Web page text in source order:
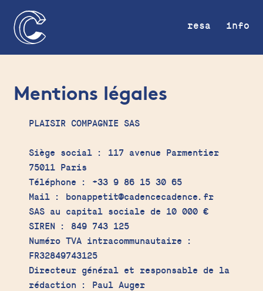
resa info
Mentions légales
PLAISIR COMPAGNIE SAS
Siège social : 117 avenue Parmentier
75011 Paris
Téléphone : +33 9 86 15 30 65
Mail : bonappetit@cadencecadence.fr
SAS au capital sociale de 10 000 €
SIREN : 849 743 125
Numéro TVA intracommunautaire :
FR32849743125
Directeur général et responsable de la
rédaction : Paul Auger